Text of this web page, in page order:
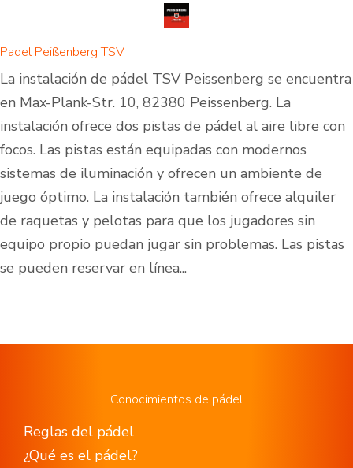
Padel Peißenberg TSV
La instalación de pádel TSV Peissenberg se encuentra
en Max-Plank-Str. 10, 82380 Peissenberg. La
instalación ofrece dos pistas de pádel al aire libre con
focos. Las pistas están equipadas con modernos
sistemas de iluminación y ofrecen un ambiente de
juego óptimo. La instalación también ofrece alquiler
de raquetas y pelotas para que los jugadores sin
equipo propio puedan jugar sin problemas. Las pistas
se pueden reservar en línea...
Conocimientos de pádel
Reglas del pádel
¿Qué es el pádel?